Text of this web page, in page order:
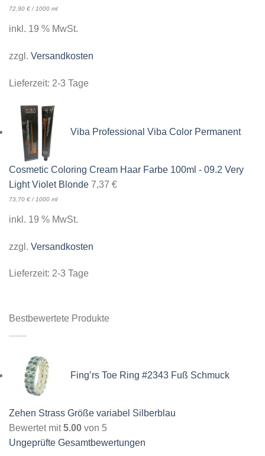
72,90 €/1000 ml
inkl. 19 % MwSt.
zzgl. Versandkosten
Lieferzeit: 2-3 Tage
Viba Professional Viba Color Permanent
Cosmetic Coloring Cream Haar Farbe 100ml - 09.2 Very
Light Violet Blonde 7,37 €
73,70 € / 1000 ml
inkl. 19 % MwSt.
zzgl. Versandkosten
Lieferzeit: 2-3 Tage
Bestbewertete Produkte
Fing’rs Toe Ring #2343 Fuß Schmuck
Zehen Strass Größe variabel Silberblau
Bewertet mit5.00 von 5
Ungeprüfte Gesamtbewertungen